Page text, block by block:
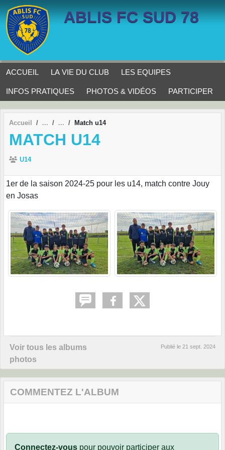
ABLIS FC SUD 78
ACCUEIL LA VIE DU CLUB LES EQUIPES
INFOS PRATIQUES PHOTOS & VIDÉOS PARTICIPER
Accueil Match u14
MATCH U14
U14
1er de la saison 2024-25 pour les u14, match contre Jouy
en Josas
Voir tous les albums
photos
Publié le 21 sept. 2024
COMMENTEZ L'ALBUM
Connectez-vous pour pouvoir participer aux
Panneau de gestion des cookies